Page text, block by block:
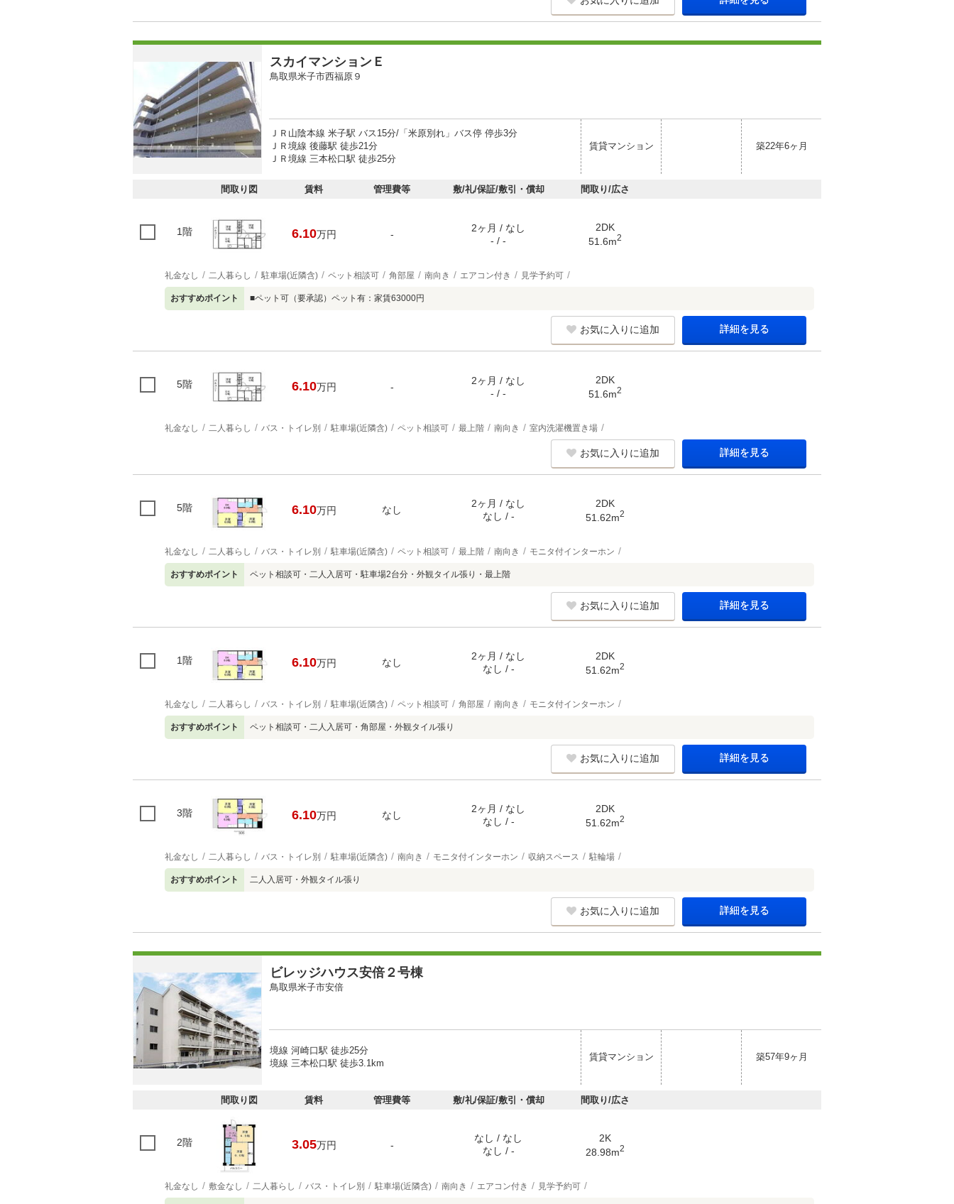
スカイマンションＥ
鳥取県米子市西福原９
ＪＲ山陰本線 米子駅 バス15分/「米原別れ」バス停 停歩3分
ＪＲ境線 後藤駅 徒歩21分
ＪＲ境線 三本松口駅 徒歩25分
賃貸マンション 築22年6ヶ月
間取り図 賃料 管理費等 敷/礼/保証/敷引・償却 間取り/広さ
1階 6.10万円 -
2ヶ月 / なし
- / -
2DK
51.6m2
礼金なし 二人暮らし 駐車場(近隣含) ペット相談可 角部屋 南向き エアコン付き 見学予約可
おすすめポイント ■ペット可（要承認）ペット有：家賃63000円
お気に入りに追加 詳細を見る
5階 6.10万円 -
2ヶ月 / なし
- / -
2DK
51.6m2
礼金なし 二人暮らし バス・トイレ別 駐車場(近隣含) ペット相談可 最上階 南向き 室内洗濯機置き場
お気に入りに追加 詳細を見る
5階 6.10万円 なし
2ヶ月 / なし
なし / -
2DK
51.62m2
礼金なし 二人暮らし バス・トイレ別 駐車場(近隣含) ペット相談可 最上階 南向き モニタ付インターホン
おすすめポイント ペット相談可・二人入居可・駐車場2台分・外観タイル張り・最上階
お気に入りに追加 詳細を見る
1階 6.10万円 なし
2ヶ月 / なし
なし / -
2DK
51.62m2
礼金なし 二人暮らし バス・トイレ別 駐車場(近隣含) ペット相談可 角部屋 南向き モニタ付インターホン
おすすめポイント ペット相談可・二人入居可・角部屋・外観タイル張り
お気に入りに追加 詳細を見る
3階 6.10万円 なし
2ヶ月 / なし
なし / -
2DK
51.62m2
礼金なし 二人暮らし バス・トイレ別 駐車場(近隣含) 南向き モニタ付インターホン 収納スペース 駐輪場
おすすめポイント 二人入居可・外観タイル張り
お気に入りに追加 詳細を見る
ビレッジハウス安倍２号棟
鳥取県米子市安倍
境線 河崎口駅 徒歩25分
境線 三本松口駅 徒歩3.1km
賃貸マンション 築57年9ヶ月
間取り図 賃料 管理費等 敷/礼/保証/敷引・償却 間取り/広さ
2階 3.05万円 -
なし / なし
なし / -
2K
28.98m2
礼金なし 敷金なし 二人暮らし バス・トイレ別 駐車場(近隣含) 南向き エアコン付き 見学予約可